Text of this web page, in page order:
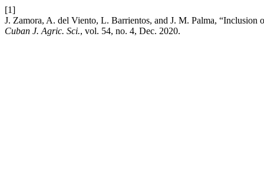
[1]
J. Zamora, A. del Viento, L. Barrientos, and J. M. Palma,
Cuban J. Agric. Sci., vol. 54, no. 4, Dec. 2020.